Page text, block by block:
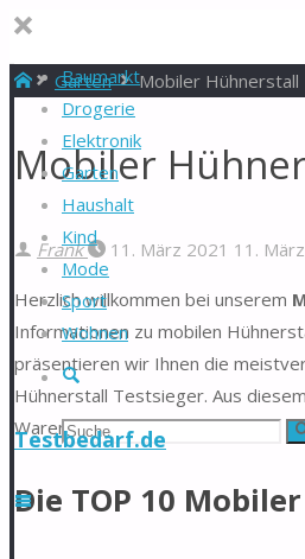
Baumarkt
Drogerie
Elektronik
Garten
Haushalt
Kind
Mode
Sport
Wohnen
Suche
Suchen
Testbedarf.de
StartGarten Mobiler Hühnerstall
Mobiler
Frank 11. März 2021 11.
Herzlich willkommen bei unserem
Informationen zu mobilen
präsentieren wir Ihnen die
Hühnerstall Testsieger. Aus
Warentest.
Die TOP 10